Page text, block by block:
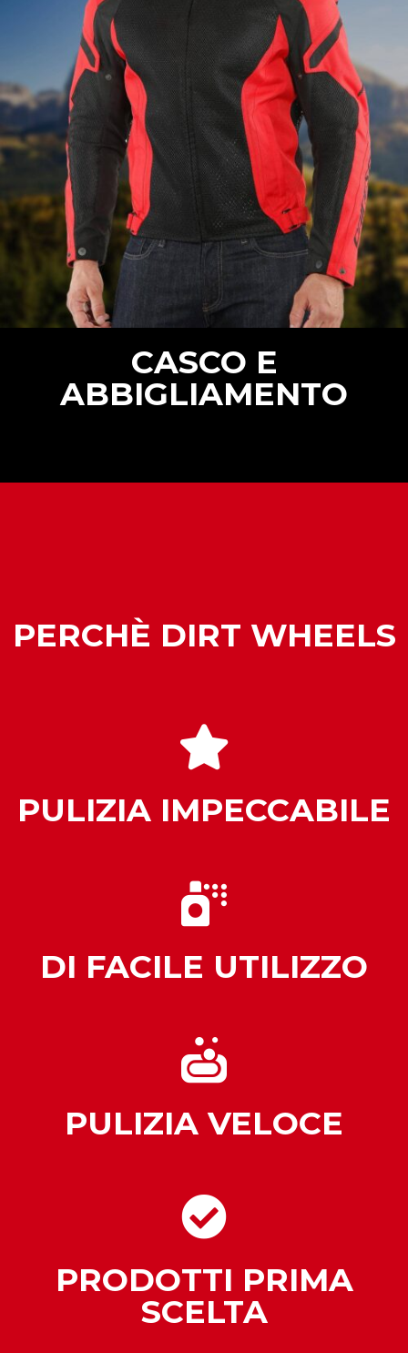
CASCO E
ABBIGLIAMENTO
PERCHÈ DIRT WHEELS
PULIZIA IMPECCABILE
DI FACILE UTILIZZO
PULIZIA VELOCE
PRODOTTI PRIMA
SCELTA